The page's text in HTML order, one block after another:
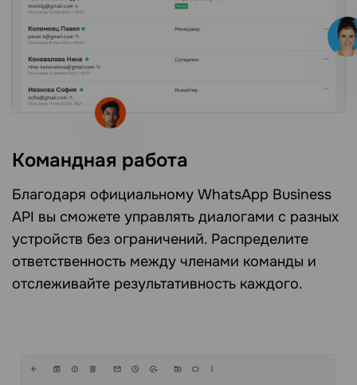
Командная работа
Благодаря официальному WhatsApp Business
API вы сможете управлять диалогами с разных
устройств без ограничений. Распределите
ответственность между членами команды и
отслеживайте результативность каждого.